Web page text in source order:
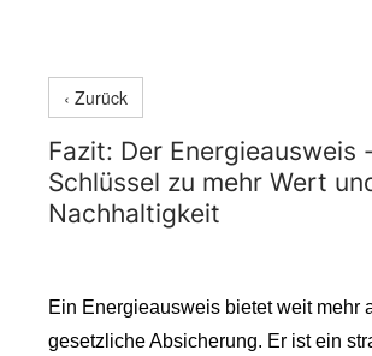
‹ Zurück
Fazit: Der Energieausweis
Schlüssel zu mehr Wert
Nachhaltigkeit
Ein Energieausweis bietet weit mehr
gesetzliche Absicherung. Er ist ein